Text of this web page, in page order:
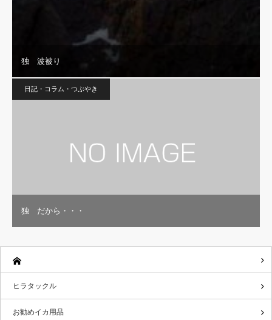
独 波被り
日記・コラム・つぶやき
独 だから・・・
ヒラタックル
お勧めイカ用品